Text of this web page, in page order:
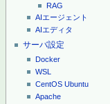
RAG
AIエージェント
AIエディタ
サーバ設定
Docker
WSL
CentOS Ubuntu
Apache